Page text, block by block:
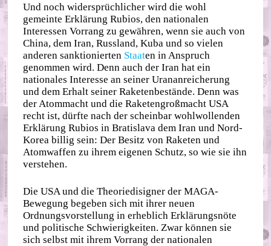
Und noch widersprüchlicher wird die wohl
gemeinte Erklärung Rubios, den nationalen
Interessen Vorrang zu gewähren, wenn sie auch von
China, dem Iran, Russland, Kuba und so vielen
anderen sanktionierten Staaten in Anspruch
genommen wird. Denn auch der Iran hat ein
nationales Interesse an seiner Urananreicherung
und dem Erhalt seiner Raketenbestände. Denn was
der Atommacht und die Raketengroßmacht USA
recht ist, dürfte nach der scheinbar wohlwollenden
Erklärung Rubios in Bratislava dem Iran und Nord-
Korea billig sein: Der Besitz von Raketen und
Atomwaffen zu ihrem eigenen Schutz, so wie sie ihn
verstehen.
Die USA und die Theoriedisigner der MAGA-
Bewegung begeben sich mit ihrer neuen
Ordnungsvorstellung in erheblich Erklärungsnöte
und politische Schwierigkeiten. Zwar können sie
sich selbst mit ihrem Vorrang der nationalen